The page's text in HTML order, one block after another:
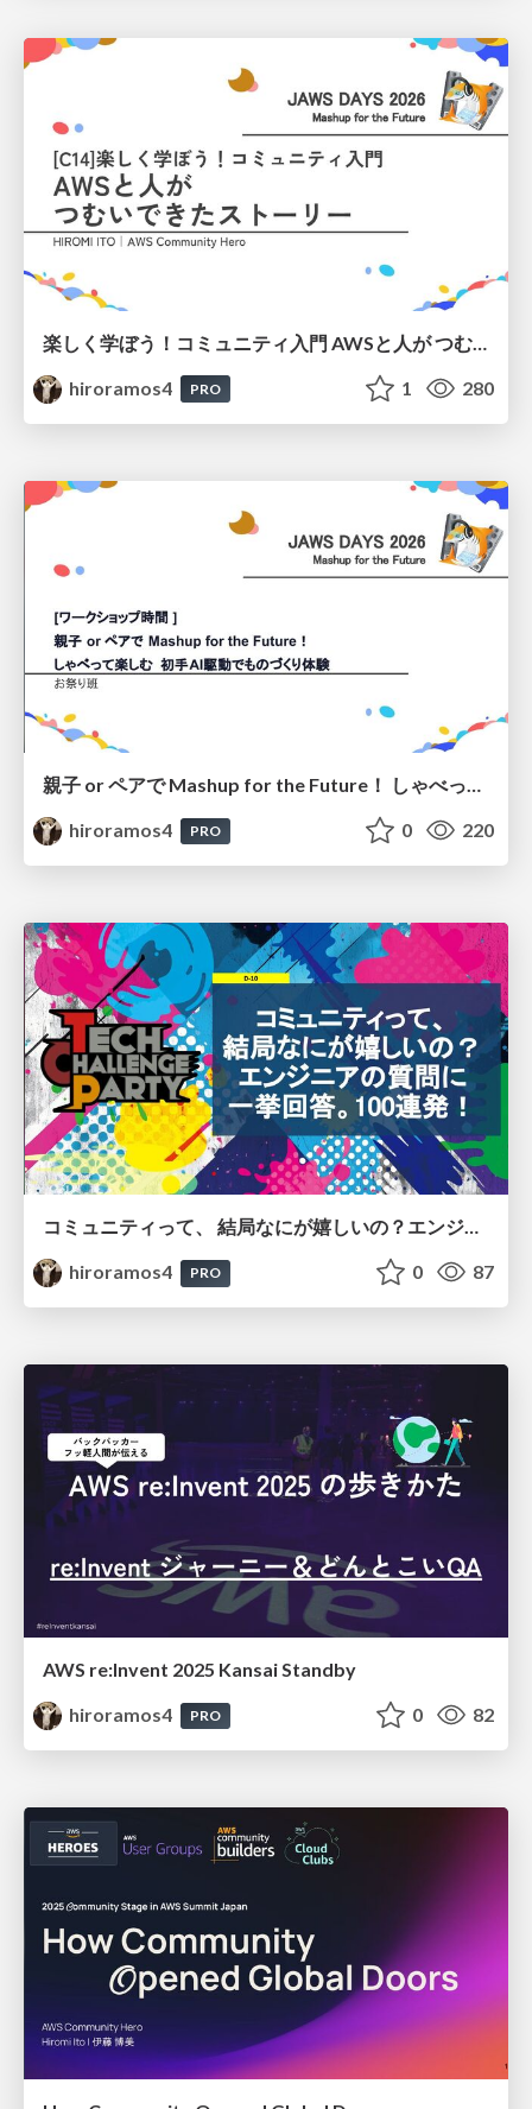
hiroramos4
PRO 1 280
親子 or ペアで Mashup for the Future！ しゃべって楽しむ 初手AI駆動でものづくり体験
hiroramos4
PRO 0 220
コミュニティって、 結局なにが嬉しいの？エンジニアの質問に 一挙回答。100連発！
hiroramos4
PRO 0 87
AWS re:Invent 2025 Kansai Standby
hiroramos4
PRO 0 82